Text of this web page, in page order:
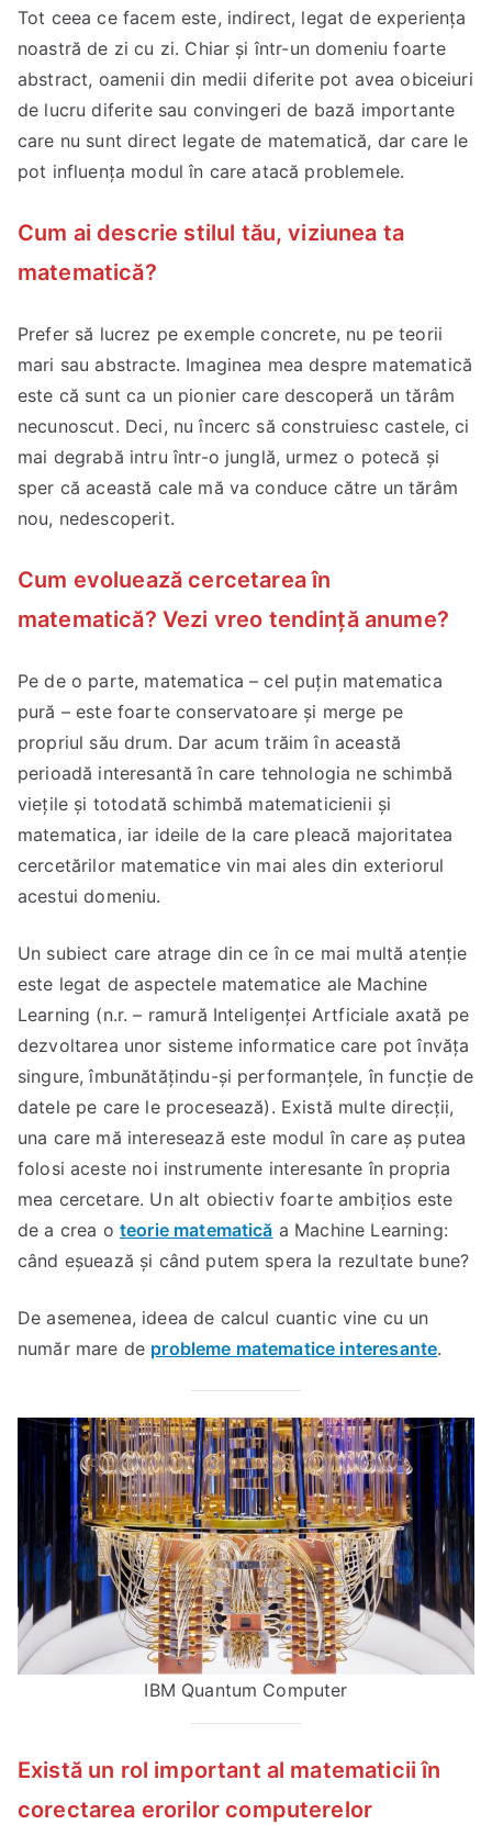
Tot ceea ce facem este, indirect, legat de experiența
noastră de zi cu zi. Chiar și într-un domeniu foarte
abstract, oamenii din medii diferite pot avea obiceiuri
de lucru diferite sau convingeri de bază importante
care nu sunt direct legate de matematică, dar care le
pot influența modul în care atacă problemele.
Cum ai descrie stilul tău, viziunea ta
matematică?
Prefer să lucrez pe exemple concrete, nu pe teorii
mari sau abstracte. Imaginea mea despre matematică
este că sunt ca un pionier care descoperă un tărâm
necunoscut. Deci, nu încerc să construiesc castele, ci
mai degrabă intru într-o junglă, urmez o potecă și
sper că această cale mă va conduce către un tărâm
nou, nedescoperit.
Cum evoluează cercetarea în
matematică? Vezi vreo tendință anume?
Pe de o parte, matematica – cel puțin matematica
pură – este foarte conservatoare și merge pe
propriul său drum. Dar acum trăim în această
perioadă interesantă în care tehnologia ne schimbă
viețile și totodată schimbă matematicienii și
matematica, iar ideile de la care pleacă majoritatea
cercetărilor matematice vin mai ales din exteriorul
acestui domeniu.
Un subiect care atrage din ce în ce mai multă atenție
este legat de aspectele matematice ale Machine
Learning (n.r. – ramură Inteligenței Artficiale axată pe
dezvoltarea unor sisteme informatice care pot învăța
singure, îmbunătățindu-și performanțele, în funcție de
datele pe care le procesează). Există multe direcții,
una care mă interesează este modul în care aș putea
folosi aceste noi instrumente interesante în propria
mea cercetare. Un alt obiectiv foarte ambițios este
de a crea o teorie matematică a Machine Learning:
când eșuează și când putem spera la rezultate bune?
De asemenea, ideea de calcul cuantic vine cu un
număr mare de probleme matematice interesante.
IBM Quantum Computer
Există un rol important al matematicii în
corectarea erorilor computerelor